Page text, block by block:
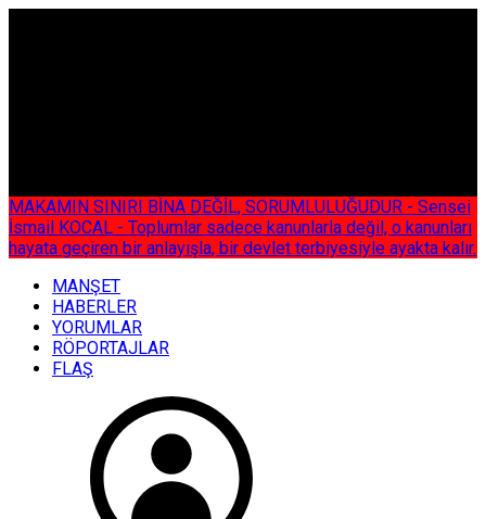
MAKAMIN SINIRI BİNA DEĞİL, SORUMLULUĞUDUR - Sensei
İsmail KOCAL - Toplumlar sadece kanunlarla değil, o kanunları
hayata geçiren bir anlayışla, bir devlet terbiyesiyle ayakta kalır.
MANŞET
HABERLER
YORUMLAR
RÖPORTAJLAR
FLAŞ